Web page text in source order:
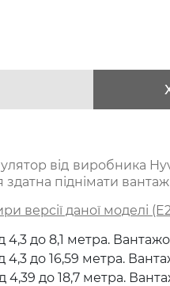
від виробника
здатна піднімати
версії даної моделі
4,3 до 8,1 метра.
4,3 до 16,59 метра.
4,39 до 18,7 метра.